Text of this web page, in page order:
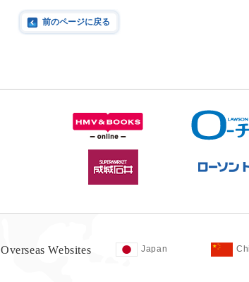
前のページに戻る
Overseas Websites Japan